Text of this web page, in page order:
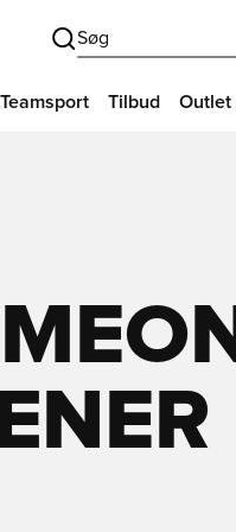
Søg
Teamsport Tilbud Outlet